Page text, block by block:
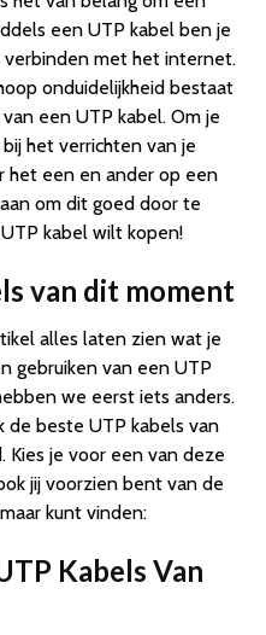
meter – Grijs – Allteq
Cat6 – 5 m – grijs
/ Internet kabel / UTP
een UTP kabel ben je
met het internet.
onduidelijkheid bestaat
een UTP kabel. Om je
het verrichten van je
het een en ander op een
om dit goed door te
kabel wilt kopen!
van dit moment
alles laten zien wat je
gebruiken van een UTP
we eerst iets anders.
de beste UTP kabels van
je voor een van deze
jij voorzien bent van de
kunt vinden:
Kabels Van